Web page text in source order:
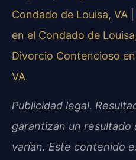
Condado de Louisa, VA
en el Condado de
Divorcio Contencioso
VA
Publicidad legal.
garantizan un resultado
varían. Este contenido